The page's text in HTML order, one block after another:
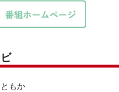
もか